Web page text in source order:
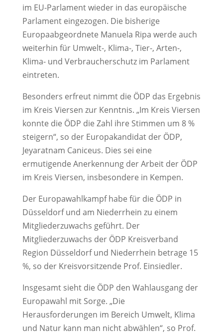
im EU-Parlament wieder in das europäische
Parlament eingezogen. Die bisherige
Europaabgeordnete Manuela Ripa werde auch
weiterhin für Umwelt-, Klima-, Tier-, Arten-,
Klima- und Verbraucherschutz im Parlament
eintreten.
Besonders erfreut nimmt die ÖDP das Ergebnis
im Kreis Viersen zur Kenntnis. „Im Kreis Viersen
konnte die ÖDP die Zahl ihre Stimmen um 8 %
steigern“, so der Europakandidat der ÖDP,
Jeyaratnam Caniceus. Dies sei eine
ermutigende Anerkennung der Arbeit der ÖDP
im Kreis Viersen, insbesondere in Kempen.
Der Europawahlkampf habe für die ÖDP in
Düsseldorf und am Niederrhein zu einem
Mitgliederzuwachs geführt. Der
Mitgliederzuwachs der ÖDP Kreisverband
Region Düsseldorf und Niederrhein betrage 15
%, so der Kreisvorsitzende Prof. Einsiedler.
Insgesamt sieht die ÖDP den Wahlausgang der
Europawahl mit Sorge. „Die
Herausforderungen im Bereich Umwelt, Klima
und Natur kann man nicht abwählen“, so Prof.